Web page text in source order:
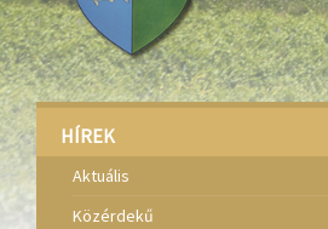
HÍREK
Aktuális
Közérdekű